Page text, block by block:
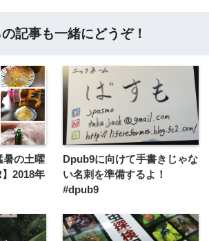
記事も一緒にどうぞ！
暑の土曜
2018年
Dpub9に向けて手書きじゃな
い名刺を準備するよ！
#dpub9